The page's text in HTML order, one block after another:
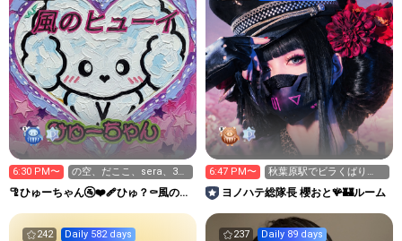
6:30 PM〜
の空、だここ、sera、3
パ、係長、真猫、川新
🦿ひゅーちゃん🚰❤️‍🩹ひゅ？⚰️風のヒ
6:47 PM〜
秋葉原駅でビラくばり
中！本日秋葉原でライブ
もあるよ
ヨノハテ総隊長 櫻おと🪸🏰ルーム
242 Daily 582 days 237 Daily 89 days